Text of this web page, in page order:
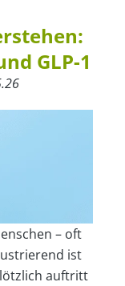
GLP-1
– oft
ist
auftritt